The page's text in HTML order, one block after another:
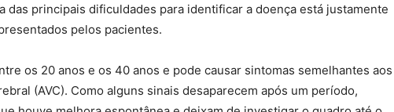
das principais dificuldades para identificar a doença está justamente
pelos pacientes.
os 20 anos e os 40 anos e pode causar sintomas semelhantes aos
(AVC). Como alguns sinais desaparecem após um período,